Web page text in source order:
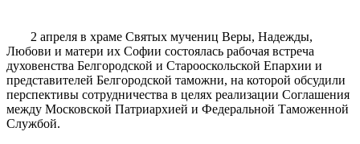
2 апреля в храме Святых мучениц Веры, Надежды,
Любови и матери их Софии состоялась рабочая встреча
духовенства Белгородской и Старооскольской Епархии и
представителей Белгородской таможни, на которой обсудили
перспективы сотрудничества в целях реализации Соглашения
между Московской Патриархией и Федеральной Таможенной
Службой.